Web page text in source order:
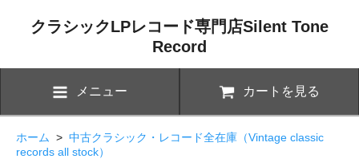
クラシックLPレコード専門店Silent Tone
Record
メニュー カートを見る
ホーム > 中古クラシック・レコード全在庫（Vintage classic
records all stock）